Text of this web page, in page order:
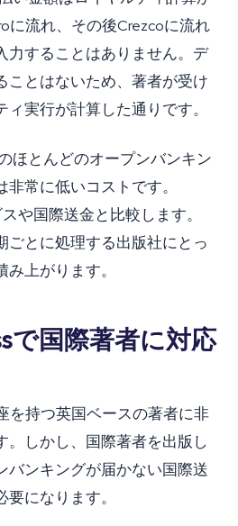
に流れ、その後Crezcoに流れ
力することはありません。デ
ことはないため、著者が受け
実行が計算した通りです。
ほとんどのオープンバンキン
常に低いコストです。
や国際送金と比較します。
ごとに処理する出版社にとっ
上がります。
で国際著者に対応
を持つ英国ベースの著者に非
。しかし、国際著者を出版し
バンキングが届かない国際送
になります。